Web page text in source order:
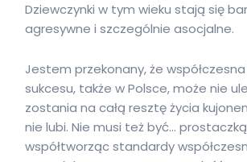
Dziewczynki w tym wieku stają się
agresywne i szczególnie asocjalne.
Jestem przekonany, że
sukcesu, także w Polsce, może nie
zostania na całą resztę życia
nie lubi. Nie musi też być…
współtworząc standardy